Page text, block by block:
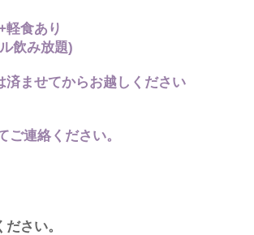
軽食あり
飲み放題)
ませてからお越しください
ご連絡ください。
さい。